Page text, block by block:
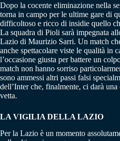
Dopo la cocente eliminazione nella
torna in campo per le ultime gare di
difficoltoso e ricco di insidie quello
La squadra di Pioli sarà impegnata
Lazio di Maurizio Sarri. Un match
anche spettacolare viste le qualità in
l’occasione giusta per battere un
match non hanno sorriso
sono ammessi altri passi falsi
dell’Inter che, finalmente, ci darà
vetta.
LA VIGILIA DELLA LAZIO
Per la Lazio è un momento